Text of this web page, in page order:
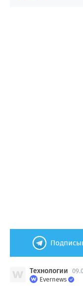
Технологии
Evernews